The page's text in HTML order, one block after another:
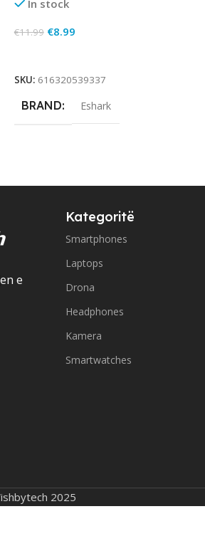
In stock
€11.99 €8.99
SKU: 616320539337
BRAND Eshark
e
Kategoritë
Smartphones
Laptops
Drona
Headphones
Kamera
Smartwatches
2025